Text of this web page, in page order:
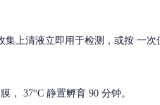
集上清液立即用于检测，或按 一次
， 37°C 静置孵育 90 分钟。